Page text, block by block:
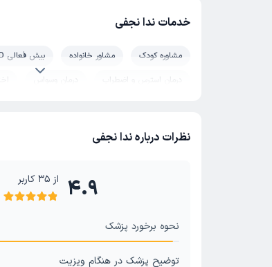
خدمات ندا نجفی
مشاوره کودک مشاور خانواده بیش فعالی ADHD
درمان استرس و اضطراب
درمان وسواس
نظرات درباره ندا نجفی
4.9 از35کاربر
نحوه برخورد پزشک
توضیح پزشک در هنگام ویزیت